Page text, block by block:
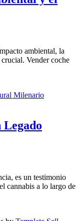
ambiental, la
Vender coche
Legado
es un testimonio
cannabis a lo largo de